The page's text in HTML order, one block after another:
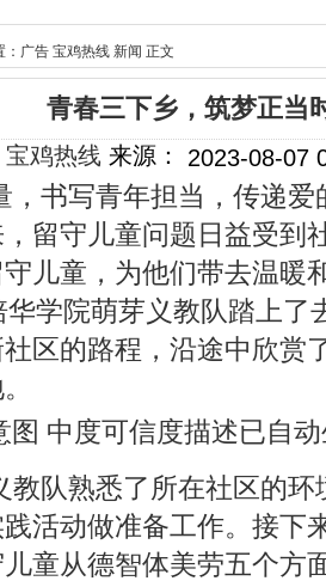
广告 宝鸡热线 新闻 正文
青春三下乡，筑梦正当
宝鸡热线 来源： 2023-08-07
，书写青年担当，传递
留守儿童问题日益受到
儿童，为他们带去温暖
华学院萌芽义教队踏上了
区的路程，沿途中欣赏
教队熟悉了所在社区的
活动做准备工作。接下
童从德智体美劳五个方